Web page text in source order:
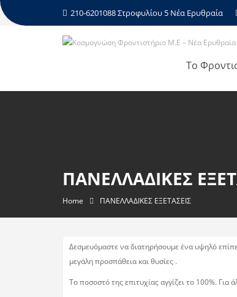
210-6201088 Στροφυλίου 5 Νέα Ερυθραία
Το
ΠΑΝΕΛΛΑΔΙΚΕΣ
Home ΠΑΝΕΛΛΑΔΙΚΕΣ ΕΞΕΤΑΣΕΙΣ
Δεσμευόμαστε να διατηρήσουμε ένα υψηλό
μεγάλη προσπάθεια και θυσίες .
Το ποσοστό της επιτυχίας αγγίζει το 100%.